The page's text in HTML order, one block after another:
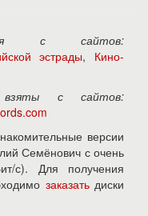
с сайтов:
эстрады, Кино-
взяты с сайтов:
версии
Семёнович с очень
с). Для получения
заказатьдиски